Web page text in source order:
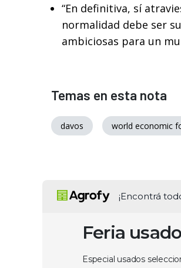
“En definitiva, sí
normalidad debe ser
ambiciosas para un
Temas en esta nota
davos world economic
¡Encontrá
Feria
Especial usados